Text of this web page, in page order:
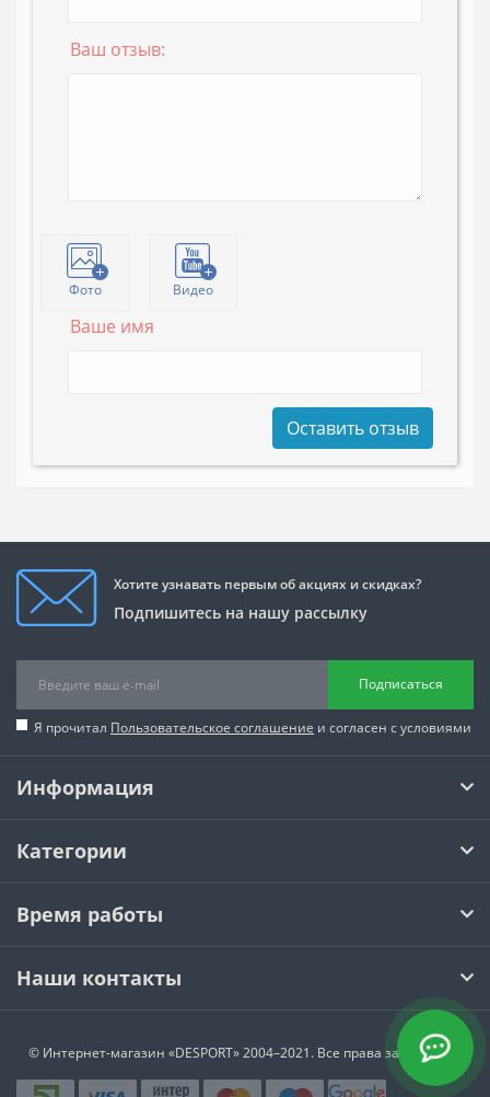
Ваш отзыв:
Фото Видео
Ваше имя
Оставить отзыв
Хотите узнавать первым об акциях и скидках?
Подпишитесь на нашу рассылку
Подписаться
Я прочитал Пользовательское соглашение и согласен с условиями
Информация
Категории
Время работы
Наши контакты
© Интернет-магазин «DESPORT»2004–2021. Все права защищены.